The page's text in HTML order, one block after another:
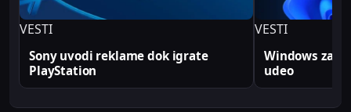
VESTI
Sony uvodi reklame dok igrate
PlayStation
VESTI
Windows
udeo